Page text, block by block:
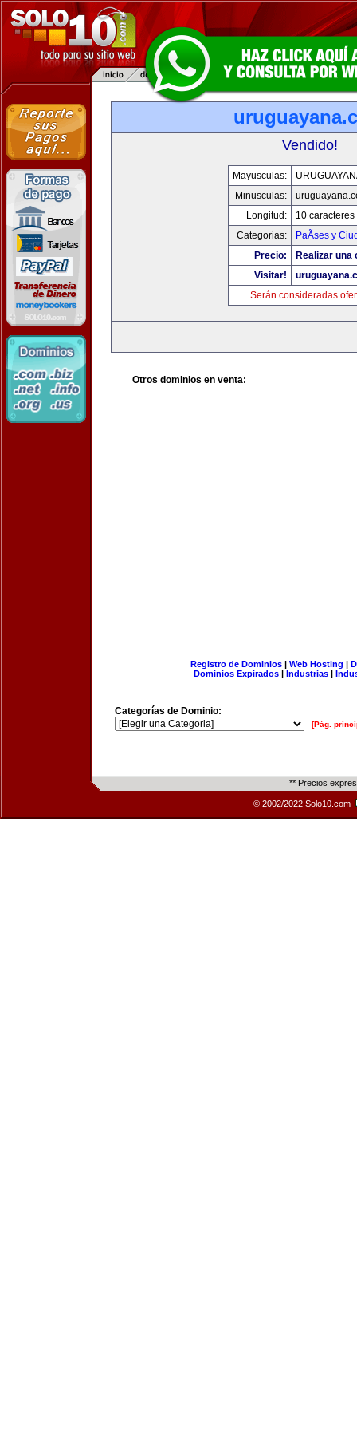
Vendido!
Mayusculas:
Minusculas:
Longitud:
10 caracteres
Categorias:
PaÃ­ses y
Precio:
Realizar una
Visitar!
Serán consideradas
Otros dominios en venta:
Registro de Dominios| Web Hosting |
Dominios Expirados | Industrias |
Categorías de Dominio:
[Pág.
** Precios
© 2002/2022 Solo10.com